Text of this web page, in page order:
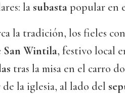
la subastapopular en
la tradición, los fieles
San Wintila, festivo local
tras la misa en el carro
la iglesia, al lado del